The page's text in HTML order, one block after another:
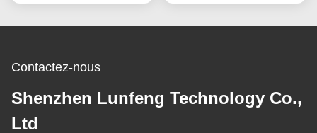
Contactez-nous
Shenzhen Lunfeng Technology Co.,
Ltd